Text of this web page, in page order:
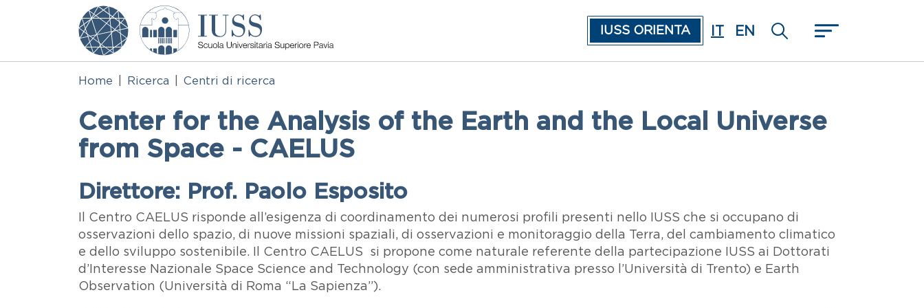
Salta al contenuto principale
IUSS ORIENTA
IT EN
Home Ricerca Centri di ricerca
Center for the Analysis of the Earth and the Local Universe
from Space - CAELUS
Paragrafo
Direttore: Prof. Paolo Esposito
Testo
Il Centro CAELUS risponde all’esigenza di coordinamento dei numerosi profili presenti nello IUSS che si occupano di
osservazioni dello spazio, di nuove missioni spaziali, di osservazioni e monitoraggio della Terra, del cambiamento climatico
e dello sviluppo sostenibile. Il Centro CAELUS si propone come naturale referente della partecipazione IUSS ai Dottorati
d’Interesse Nazionale Space Science and Technology (con sede amministrativa presso l’Università di Trento) e Earth
Observation (Università di Roma “La Sapienza”).